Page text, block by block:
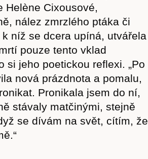
Helène Cixousové,
nález zmrzlého ptáka či
níž se dcera upíná, utvářela
pouze tento vklad
si jeho poetickou reflexi. „Po
nová prázdnota a pomalu,
Pronikala jsem do ní,
stávaly matčinými, stejně
se dívám na svět, cítím, že